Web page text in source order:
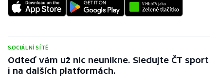
SOCIÁLNÍ SÍTĚ
Odteď vám už nic neunikne. Sledujte ČT sport
i na dalších platformách.